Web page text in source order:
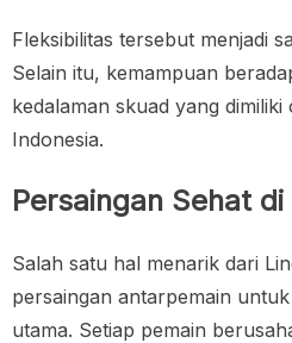
Fleksibilitas tersebut menjadi
Selain itu, kemampuan
kedalaman skuad yang
Indonesia.
Persaingan Sehat
Salah satu hal menarik dari
persaingan antarpemain
utama. Setiap pemain